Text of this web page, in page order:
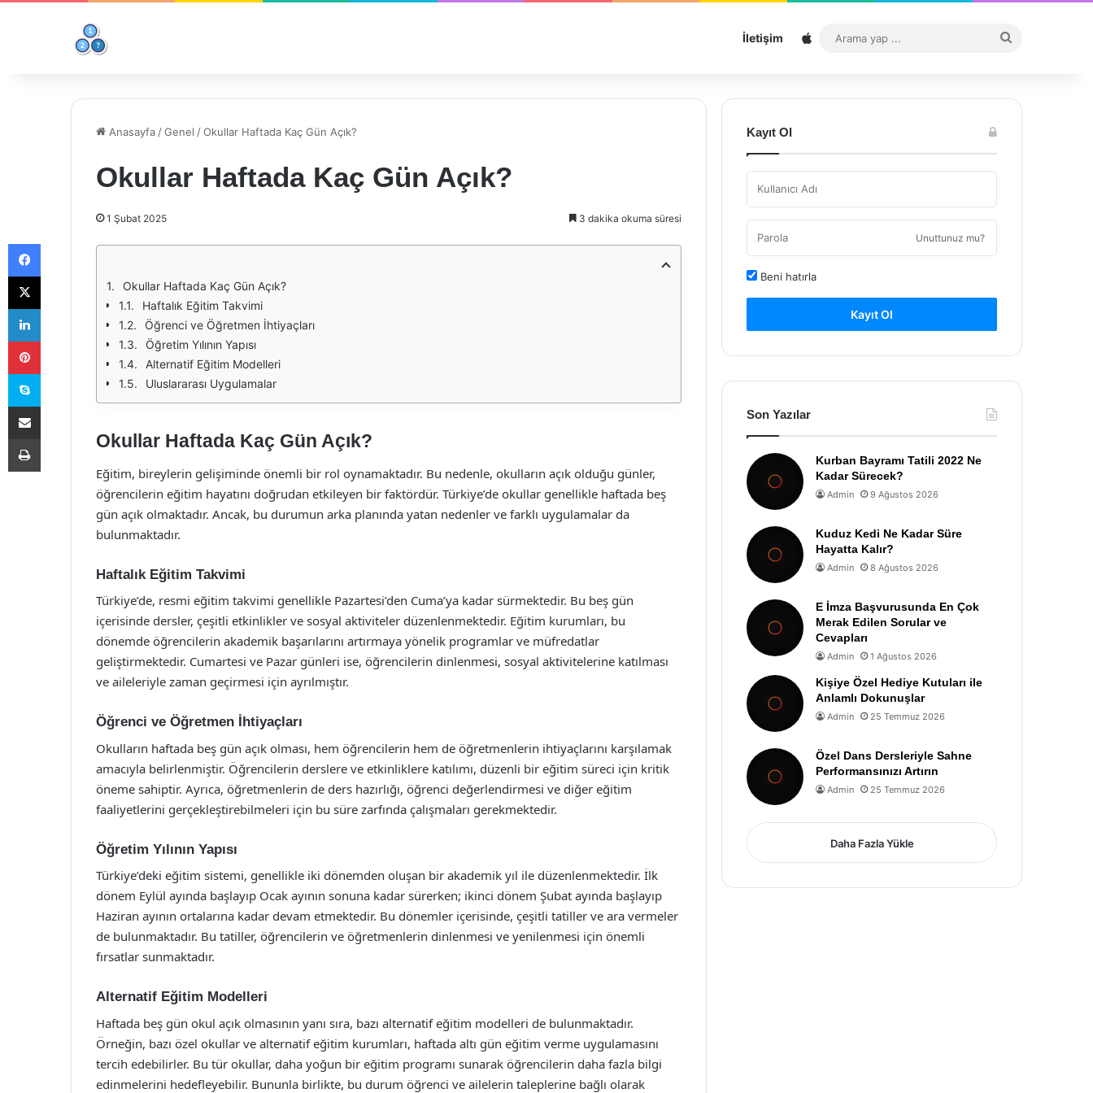
İletişim Sitemap
...
Anasayfa /Genel /Okullar Haftada Kaç Gün Açık?
Okullar Haftada Kaç Gün Açık?
1 Şubat 2025 3 dakika okuma süresi
Okullar Haftada Kaç Gün Açık?
Haftalık Eğitim Takvimi
Öğrenci ve Öğretmen İhtiyaçları
Öğretim Yılının Yapısı
Alternatif Eğitim Modelleri
Uluslararası Uygulamalar
Okullar Haftada Kaç Gün Açık?
Eğitim, bireylerin gelişiminde önemli bir rol oynamaktadır. Bu nedenle, okulların açık olduğu günler,
öğrencilerin eğitim hayatını doğrudan etkileyen bir faktördür. Türkiye’de okullar genellikle haftada beş
gün açık olmaktadır. Ancak, bu durumun arka planında yatan nedenler ve farklı uygulamalar da
bulunmaktadır.
Haftalık Eğitim Takvimi
Türkiye’de, resmi eğitim takvimi genellikle Pazartesi’den Cuma’ya kadar sürmektedir. Bu beş gün
içerisinde dersler, çeşitli etkinlikler ve sosyal aktiviteler düzenlenmektedir. Eğitim kurumları, bu
dönemde öğrencilerin akademik başarılarını artırmaya yönelik programlar ve müfredatlar
geliştirmektedir. Cumartesi ve Pazar günleri ise, öğrencilerin dinlenmesi, sosyal aktivitelerine katılması
ve aileleriyle zaman geçirmesi için ayrılmıştır.
Öğrenci ve Öğretmen İhtiyaçları
Okulların haftada beş gün açık olması, hem öğrencilerin hem de öğretmenlerin ihtiyaçlarını karşılamak
amacıyla belirlenmiştir. Öğrencilerin derslere ve etkinliklere katılımı, düzenli bir eğitim süreci için kritik
öneme sahiptir. Ayrıca, öğretmenlerin de ders hazırlığı, öğrenci değerlendirmesi ve diğer eğitim
faaliyetlerini gerçekleştirebilmeleri için bu süre zarfında çalışmaları gerekmektedir.
Öğretim Yılının Yapısı
Türkiye’deki eğitim sistemi, genellikle iki dönemden oluşan bir akademik yıl ile düzenlenmektedir. İlk
dönem Eylül ayında başlayıp Ocak ayının sonuna kadar sürerken; ikinci dönem Şubat ayında başlayıp
Haziran ayının ortalarına kadar devam etmektedir. Bu dönemler içerisinde, çeşitli tatiller ve ara vermeler
de bulunmaktadır. Bu tatiller, öğrencilerin ve öğretmenlerin dinlenmesi ve yenilenmesi için önemli
fırsatlar sunmaktadır.
Alternatif Eğitim Modelleri
Haftada beş gün okul açık olmasının yanı sıra, bazı alternatif eğitim modelleri de bulunmaktadır.
Örneğin, bazı özel okullar ve alternatif eğitim kurumları, haftada altı gün eğitim verme uygulamasını
tercih edebilirler. Bu tür okullar, daha yoğun bir eğitim programı sunarak öğrencilerin daha fazla bilgi
edinmelerini hedefleyebilir. Bununla birlikte, bu durum öğrenci ve ailelerin taleplerine bağlı olarak
Kayıt Ol
Unuttunuz mu?
Beni hatırla
Kayıt Ol
Son Yazılar
Kurban Bayramı Tatili 2022 Ne
Kadar Sürecek?
Admin 9 Ağustos 2026
Kuduz Kedi Ne Kadar Süre
Hayatta Kalır?
Admin 8 Ağustos 2026
E İmza Başvurusunda En Çok
Merak Edilen Sorular ve
Cevapları
Admin 1 Ağustos 2026
Kişiye Özel Hediye Kutuları ile
Anlamlı Dokunuşlar
Admin 25 Temmuz 2026
Özel Dans Dersleriyle Sahne
Performansınızı Artırın
Admin 25 Temmuz 2026
Daha Fazla Yükle
Facebook
X
LinkedIn
Pinterest
Skype
E-Posta ile paylaş